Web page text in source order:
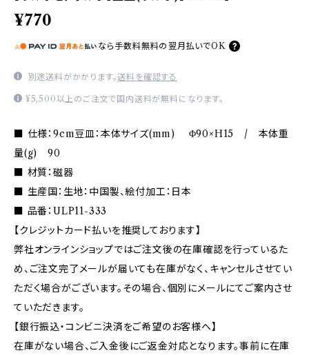
¥770
なら 手数料無料の 翌月払いでOK
別途送料がかかります。送料を確認する
¥5,500以上のご注文で国内送料が無料になります。
■ 仕様：9cm豆皿：本体サイズ(mm) Φ90×H15 / 本体重
量(g) 90
■ 材質：磁器
■ 生産国：生地：中国製、絵付加工：日本
■ 品番：ULP11-333
【クレジットカード払いを推奨しております】
弊社オンラインショップではご注文後の在庫確認を行っているた
め、ご注文完了メールが届いても在庫がなく、キャンセルさせてい
ただく場合がございます。その場合、個別にメールにてご案内させ
ていただきます。
【銀行振込・コンビニ決済をご希望のお客様へ】
在庫がない場合、ご入金後にご返金対応となります。事前に在庫